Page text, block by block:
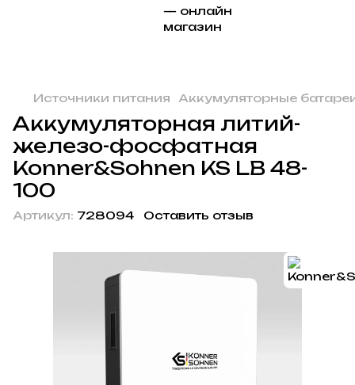
Источники питания Аккумуляторные
Аккумуляторная литий-
железо-фосфатная
Konner&Sohnen KS LB 48-
100
Артикул: 728094 Оставить отзыв